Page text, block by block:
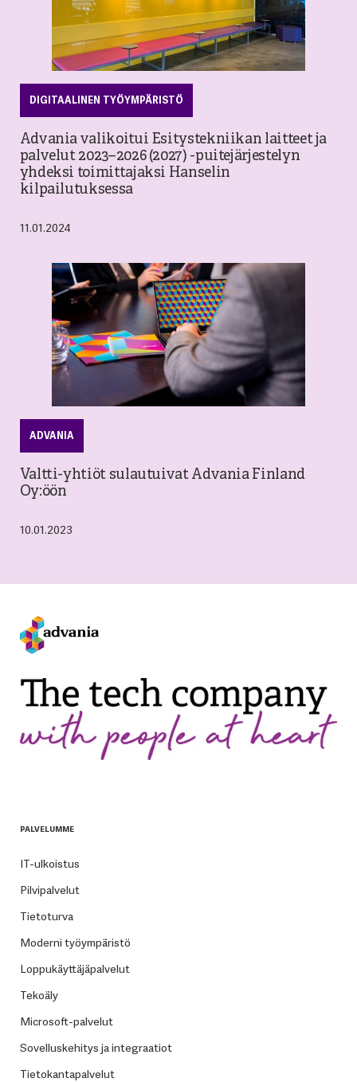
DIGITAALINEN TYÖYMPÄRISTÖ
Advania valikoitui Esitystekniikan laitteet ja
palvelut 2023–2026 (2027) -puitejärjestelyn
yhdeksi toimittajaksi Hanselin
kilpailutuksessa
11.01.2024
ADVANIA
Valtti-yhtiöt sulautuivat Advania Finland
Oy:öön
10.01.2023
PALVELUMME
IT-ulkoistus
Pilvipalvelut
Tietoturva
Moderni työympäristö
Loppukäyttäjäpalvelut
Tekoäly
Microsoft-palvelut
Sovelluskehitys ja integraatiot
Tietokantapalvelut